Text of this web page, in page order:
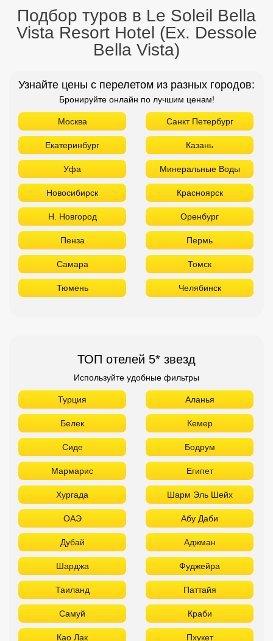
Подбор туров в Le Soleil Bella
Vista Resort Hotel (Ex. Dessole
Bella Vista)
Узнайте цены с перелетом из разных городов:
Бронируйте онлайн по лучшим ценам!
Москва Санкт Петербург
Екатеринбург Казань
Уфа Минеральные Воды
Новосибирск Красноярск
Н. Новгород Оренбург
Пенза Пермь
Самара Томск
Тюмень Челябинск
ТОП отелей 5* звезд
Используйте удобные фильтры
Турция Аланья
Белек Кемер
Сиде Бодрум
Мармарис Египет
Хургада Шарм Эль Шейх
ОАЭ Абу Даби
Дубай Аджман
Шарджа Фуджейра
Таиланд Паттайя
Самуй Краби
Као Лак Пхукет